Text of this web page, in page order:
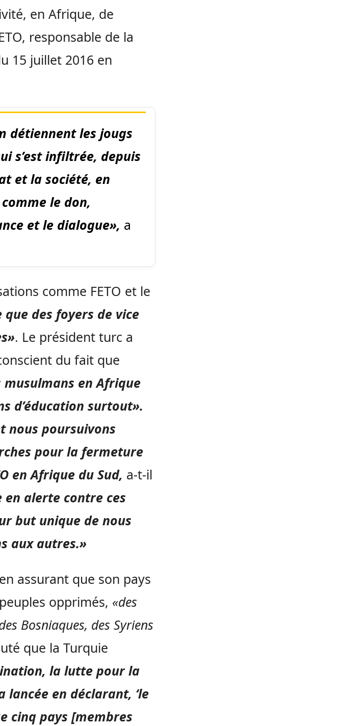
en Afrique, de
responsable de la
15 juillet 2016 en
détiennent les jougs
s’est infiltrée, depuis
et la société, en
le don,
et le dialogue», a
comme FETO et le
des foyers de vice
. Le président turc a
du fait que
musulmans en Afrique
d’éducation surtout».
nous poursuivons
pour la fermeture
en Afrique du Sud, a-t-il
en alerte contre ces
but unique de nous
aux autres.»
assurant que son pays
opprimés, «des
Bosniaques, des Syriens
que la Turquie
la lutte pour la
lancée en déclarant, ‘le
cinq pays [membres